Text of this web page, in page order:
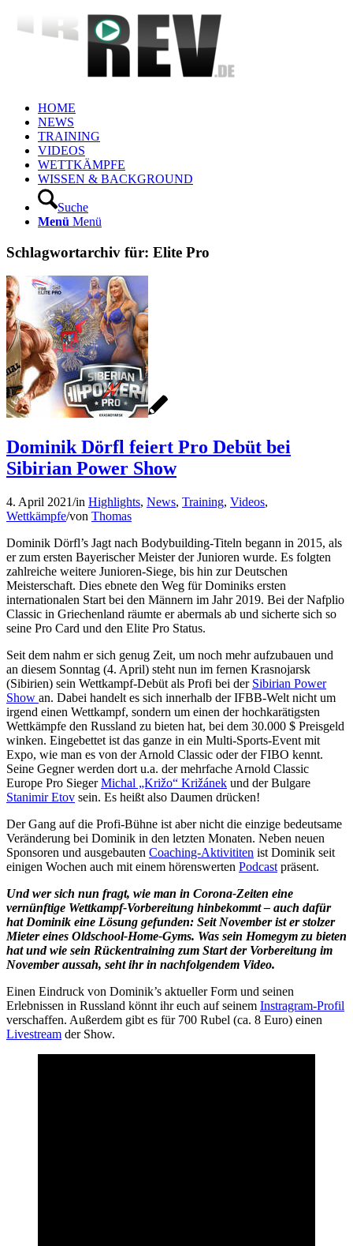
HOME
NEWS
TRAINING
VIDEOS
WETTKÄMPFE
WISSEN & BACKGROUND
Suche
Menü Menü
Schlagwortarchiv für: Elite Pro
Dominik Dörfl feiert Pro Debüt bei
Sibirian Power Show
4. April 2021/in Highlights, News, Training, Videos,
Wettkämpfe/von Thomas
Dominik Dörfl’s Jagt nach Bodybuilding-Titeln begann in 2015, als
er zum ersten Bayerischer Meister der Junioren wurde. Es folgten
zahlreiche weitere Junioren-Siege, bis hin zur Deutschen
Meisterschaft. Dies ebnete den Weg für Dominiks ersten
internationalen Start bei den Männern im Jahr 2019. Bei der Nafplio
Classic in Griechenland räumte er abermals ab und sicherte sich so
seine Pro Card und den Elite Pro Status.
Seit dem nahm er sich genug Zeit, um noch mehr aufzubauen und
an diesem Sonntag (4. April) steht nun im fernen Krasnojarsk
(Sibirien) sein Wettkampf-Debüt als Profi bei der Sibirian Power
Show an. Dabei handelt es sich innerhalb der IFBB-Welt nicht um
irgend einen Wettkampf, sondern um einen der hochkarätigsten
Wettkämpfe den Russland zu bieten hat, bei dem 30.000 $ Preisgeld
winken. Eingebettet ist das ganze in ein Multi-Sports-Event mit
Expo, wie man es von der Arnold Classic oder der FIBO kennt.
Seine Gegner werden dort u.a. der mehrfache Arnold Classic
Europe Pro SiegerMichal „Križo“ Križánek und der Bulgare
Stanimir Etov sein. Es heißt also Daumen drücken!
Der Gang auf die Profi-Bühne ist aber nicht die einzige bedeutsame
Veränderung bei Dominik in den letzten Monaten. Neben neuen
Sponsoren und ausgebauten Coaching-Aktivititen ist Dominik seit
einigen Wochen auch mit einem hörenswerten Podcast präsent.
Und wer sich nun fragt, wie man in Corona-Zeiten eine
vernünftige Wettkampf-Vorbereitung hinbekommt – auch dafür
hat Dominik eine Lösung gefunden: Seit November ist er stolzer
Mieter eines Oldschool-Home-Gyms. Was sein Homegym zu bieten
hat und wie sein Rückentraining zum Start der Vorbereitung im
November aussah, seht ihr in nachfolgendem Video.
Einen Eindruck von Dominik’s aktueller Form und seinen
Erlebnissen in Russland könnt ihr euch auf seinem Instragram-Profil
verschaffen. Außerdem gibt es für 700 Rubel (ca. 8 Euro) einen
Livestream der Show.